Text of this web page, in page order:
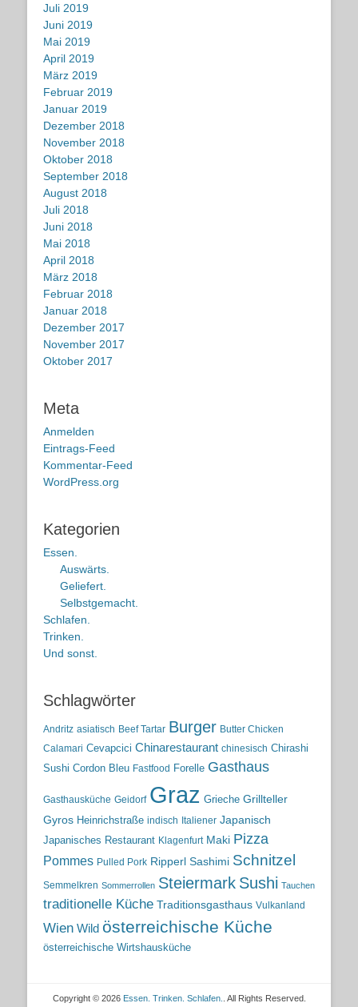
Juli 2019
Juni 2019
Mai 2019
April 2019
März 2019
Februar 2019
Januar 2019
Dezember 2018
November 2018
Oktober 2018
September 2018
August 2018
Juli 2018
Juni 2018
Mai 2018
April 2018
März 2018
Februar 2018
Januar 2018
Dezember 2017
November 2017
Oktober 2017
Meta
Anmelden
Eintrags-Feed
Kommentar-Feed
WordPress.org
Kategorien
Essen.
Auswärts.
Geliefert.
Selbstgemacht.
Schlafen.
Trinken.
Und sonst.
Schlagwörter
Andritz asiatisch Beef Tartar Burger Butter Chicken
Calamari Cevapcici Chinarestaurant chinesisch Chirashi
Sushi Cordon Bleu Fastfood Forelle Gasthaus
Gasthausküche Geidorf Graz Grieche Grillteller
Gyros Heinrichstraße indisch Italiener Japanisch
Japanisches Restaurant Klagenfurt Maki Pizza
Pommes Pulled Pork Ripperl Sashimi Schnitzel
Semmelkren Sommerrollen Steiermark Sushi Tauchen
traditionelle Küche Traditionsgasthaus Vulkanland
Wien Wild österreichische Küche
österreichische Wirtshausküche
Copyright © 2026 Essen. Trinken. Schlafen.
. All Rights Reserved.